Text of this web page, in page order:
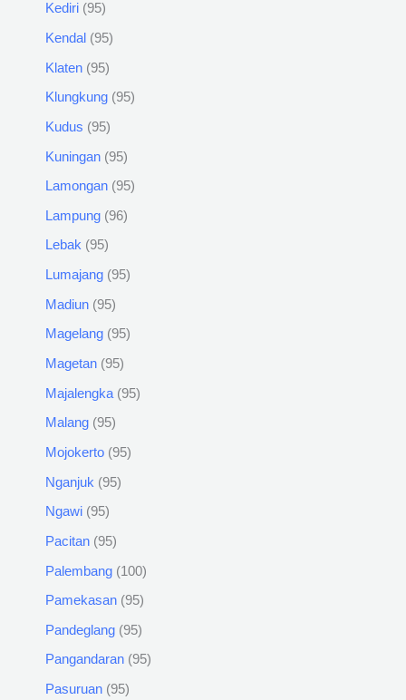
Kediri 95
Kendal 95
Klaten 95
Klungkung 95
Kudus 95
Kuningan 95
Lamongan 95
Lampung 96
Lebak 95
Lumajang 95
Madiun 95
Magelang 95
Magetan 95
Majalengka 95
Malang 95
Mojokerto 95
Nganjuk 95
Ngawi 95
Pacitan 95
Palembang 100
Pamekasan 95
Pandeglang 95
Pangandaran 95
Pasuruan 95